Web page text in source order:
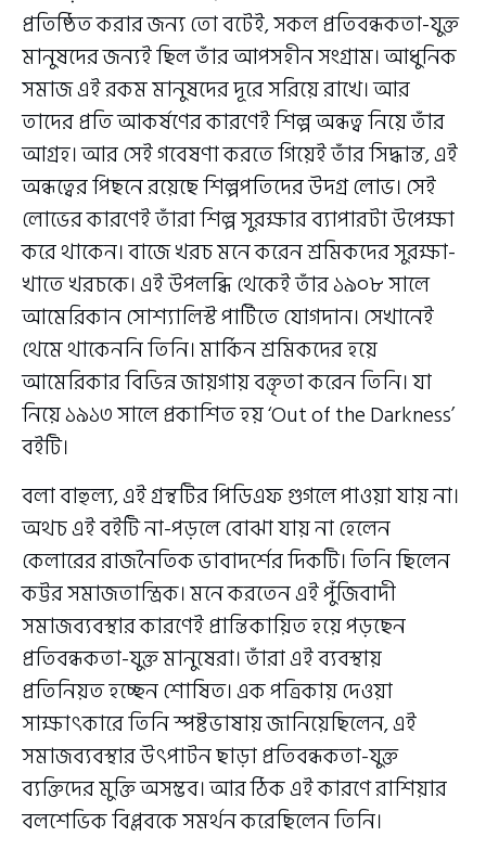
প্রতিষ্ঠিত করার জন্য তো বটেই, সকল প্রতিবন্ধকতা-যুক্ত
মানুষদের জন্যই ছিল তাঁর আপসহীন সংগ্রাম। আধুনিক
সমাজ এই রকম মানুষদের দূরে সরিয়ে রাখে। আর
তাদের প্রতি আকর্ষণের কারণেই শিল্প অন্ধত্ব নিয়ে তাঁর
আগ্রহ। আর সেই গবেষণা করতে গিয়েই তাঁর সিদ্ধান্ত, এই
অন্ধত্বের পিছনে রয়েছে শিল্পপতিদের উদগ্র লোভ। সেই
লোভের কারণেই তাঁরা শিল্প সুরক্ষার ব্যাপারটা উপেক্ষা
করে থাকেন। বাজে খরচ মনে করেন শ্রমিকদের সুরক্ষা-
খাতে খরচকে। এই উপলব্ধি থেকেই তাঁর ১৯০৮ সালে
আমেরিকান সোশ্যালিস্ট পার্টিতে যোগদান। সেখানেই
থেমে থাকেননি তিনি। মার্কিন শ্রমিকদের হয়ে
আমেরিকার বিভিন্ন জায়গায় বক্তৃতা করেন তিনি। যা
নিয়ে ১৯১৩ সালে প্রকাশিত হয় ‘Out of the Darkness’
বইটি।
বলা বাহুল্য, এই গ্রন্থটির পিডিএফ গুগলে পাওয়া যায় না।
অথচ এই বইটি না-পড়লে বোঝা যায় না হেলেন
কেলারের রাজনৈতিক ভাবাদর্শের দিকটি। তিনি ছিলেন
কট্টর সমাজতান্ত্রিক। মনে করতেন এই পুঁজিবাদী
সমাজব্যবস্থার কারণেই প্রান্তিকায়িত হয়ে পড়ছেন
প্রতিবন্ধকতা-যুক্ত মানুষেরা। তাঁরা এই ব্যবস্থায়
প্রতিনিয়ত হচ্ছেন শোষিত। এক পত্রিকায় দেওয়া
সাক্ষাৎকারে তিনি স্পষ্টভাষায় জানিয়েছিলেন, এই
সমাজব্যবস্থার উৎপাটন ছাড়া প্রতিবন্ধকতা-যুক্ত
ব্যক্তিদের মুক্তি অসম্ভব। আর ঠিক এই কারণে রাশিয়ার
বলশেভিক বিপ্লবকে সমর্থন করেছিলেন তিনি।